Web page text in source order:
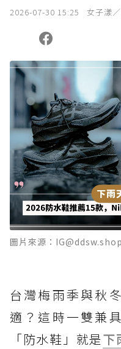
您當前剩餘 U 利點
2026-07-30 15:25 女子漾
圖片來源：
台灣梅雨季與秋
適？這時一雙兼
「防水鞋」就是下